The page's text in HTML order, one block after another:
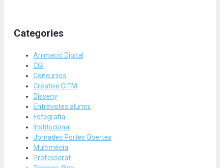
Categories
Animació Digital
CGI
Concursos
Creative CITM
Disseny
Entrevistes alumni
Fotografia
Institucional
Jornades Portes Obertes
Multimèdia
Professorat